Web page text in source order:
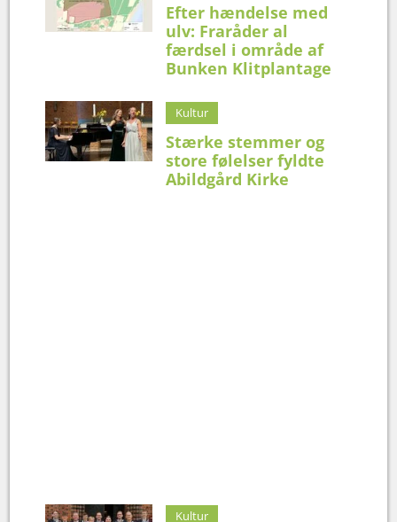
Efter hændelse med
ulv: Fraråder al
færdsel i område af
Bunken Klitplantage
Kultur
Stærke stemmer og
store følelser fyldte
Abildgård Kirke
Kultur